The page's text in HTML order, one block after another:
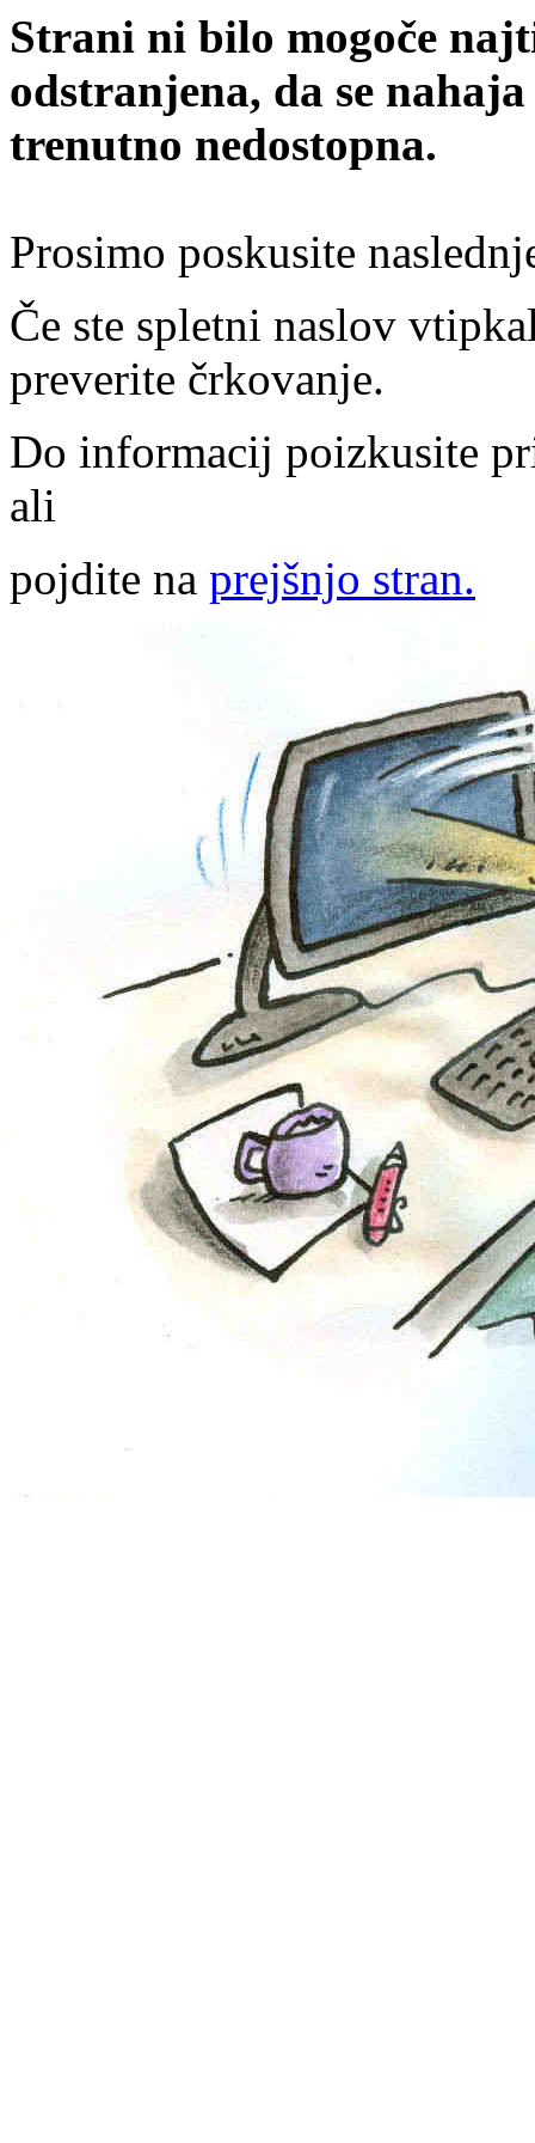
Strani ni bilo mogoče
odstranjena, da se
trenutno nedostopna.
Prosimo poskusite
Če ste spletni naslov
preverite črkovanje.
Do informacij poizkusite
ali
pojdite na prejšnjo stran.